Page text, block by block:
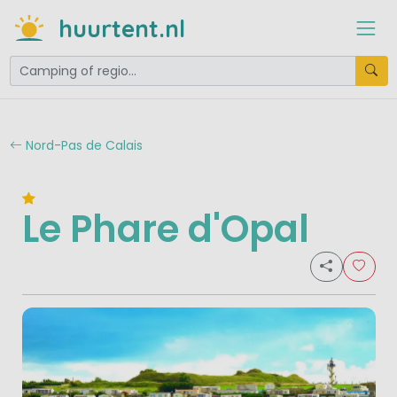
huurtent.nl
Nord-Pas de Calais
Le Phare d'Opal